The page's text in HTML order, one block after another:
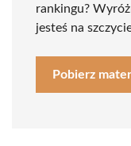
rankingu?
jesteś na
Pobierz